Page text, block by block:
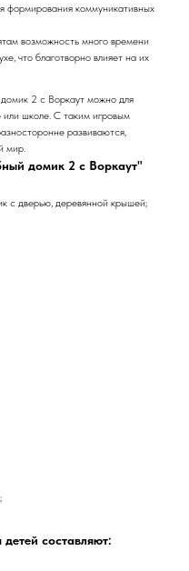
формирования коммуникативных
возможность много времени
что благотворно влияет на их
2 с Воркаут можно для
или школе. С таким игровым
развиваются,
мир.
домик 2 c Воркаут"
с дверью, деревянной крышей;
составляют: